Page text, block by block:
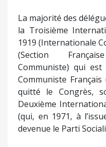
La majorité des
la Troisième
1919 (Internationale
(Section
Communiste) qui
Communiste
quitté le Congrès,
Deuxième
(qui, en 1971, à
devenue le Parti